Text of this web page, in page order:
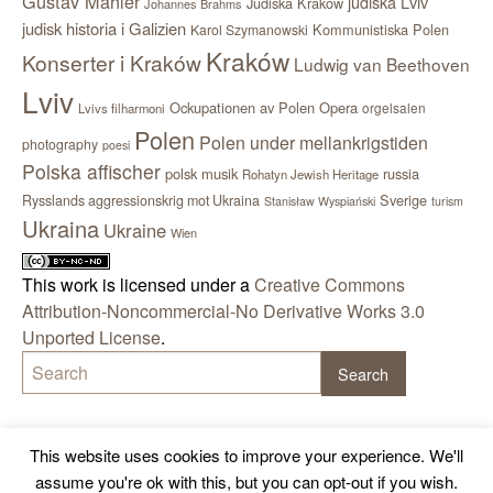
Johannes Brahms
judisk historia i Galizien Karol Szymanowski Kommunistiska Polen
Konserter i KrakówKraków Ludwig van Beethoven
Lviv Lvivs filharmoni Ockupationen av Polen Opera orgelsalen
photography poesi Polen Polen under mellankrigstiden
Polska affischer polsk musik Rohatyn Jewish Heritage russia
Rysslands aggressionskrig mot Ukraina Stanisław Wyspiański Sverige turism
Ukraina Ukraine Wien
This work is licensed under aCreative Commons
Attribution-Noncommercial-No Derivative Works 3.0
Unported License.
This website uses cookies to improve your experience. We'll
assume you're ok with this, but you can opt-out if you wish.